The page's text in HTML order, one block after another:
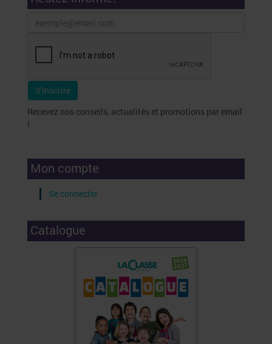
Recevez nos conseils, actualités et promotions par email
!
Mon compte
Se connecter
Catalogue